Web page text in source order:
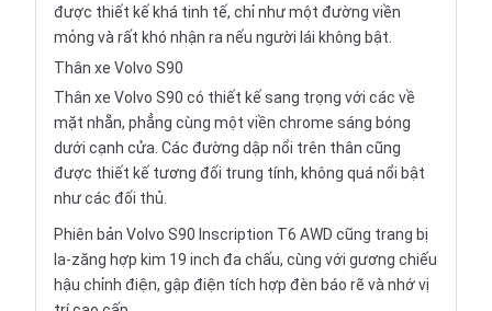
được thiết kế khá tinh tế, chỉ như một đường viền
mỏng và rất khó nhận ra nếu người lái không bật.
Thân xe Volvo S90
Thân xe Volvo S90 có thiết kế sang trọng với các về
mặt nhẵn, phẳng cùng một viền chrome sáng bóng
dưới cạnh cửa. Các đường dập nổi trên thân cũng
được thiết kế tương đối trung tính, không quá nổi bật
như các đối thủ.
Phiên bản Volvo S90 Inscription T6 AWD cũng trang bị
la-zăng hợp kim 19 inch đa chấu, cùng với gương chiếu
hậu chỉnh điện, gập điện tích hợp đèn báo rẽ và nhớ vị